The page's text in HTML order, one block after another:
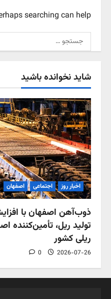
searching can help.
جستجو
برای:
شاید نخوانده باشید
اخبار روز اجتماعی اصفهان
ذوب‌آهن اصفهان با
تولید ریل، تأمین‌کننده
ریلی کشور
2026-07-26
0